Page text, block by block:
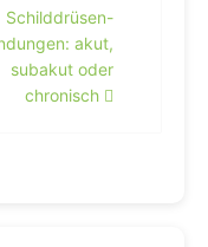
Schilddrüsen-
akut,
subakut oder
chronisch